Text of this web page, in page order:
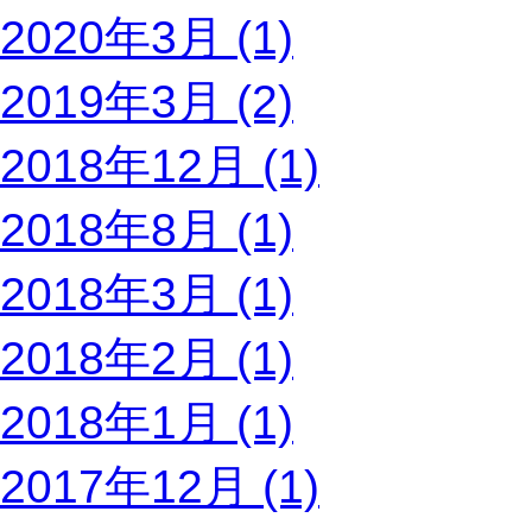
2020年3月 (1)
2019年3月 (2)
2018年12月 (1)
2018年8月 (1)
2018年3月 (1)
2018年2月 (1)
2018年1月 (1)
2017年12月 (1)